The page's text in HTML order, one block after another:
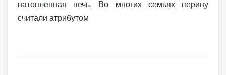
натопленная печь. Во многих семьях перину
считали атрибутом